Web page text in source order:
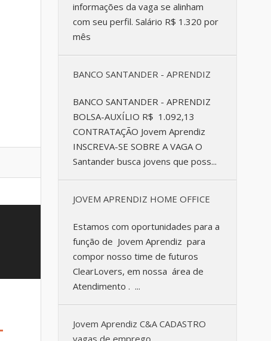
informações da vaga se alinham
com seu perfil. Salário R$ 1.320 por
mês
BANCO SANTANDER - APRENDIZ
BANCO SANTANDER - APRENDIZ
BOLSA-AUXÍLIO R$ 1.092,13
CONTRATAÇÃO Jovem Aprendiz
INSCREVA-SE SOBRE A VAGA O
Santander busca jovens que poss...
JOVEM APRENDIZ HOME OFFICE
Estamos com oportunidades para a
função de Jovem Aprendiz para
compor nosso time de futuros
ClearLovers, em nossa área de
Atendimento . ...
Jovem Aprendiz C&A CADASTRO
vagas de emprego